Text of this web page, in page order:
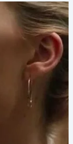
губы в
и
затем